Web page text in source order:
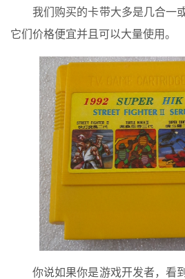
我们购买的卡带大多是几合一
它们价格便宜并且可以大量使用。
你说如果你是游戏开发者，看